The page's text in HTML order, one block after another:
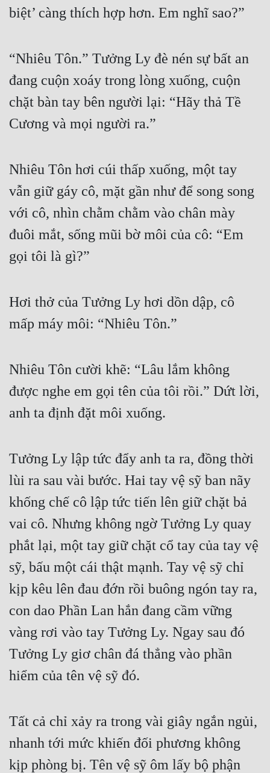
Sảng Văn
Sủng
Thanh Xuân
Tiên Hiệp
Tiểu Thuyết
Triều Đấu
Trùng Sinh
Tội Phạm
Vô Địch
Võng Du
Xuyên Không
Xuyên Nhanh
Xuyên Thư
Điền Văn
Đông Phương Huyền Huyễn
Đồng Nhân
Cẩu Đạo Trường Sinh
Ngự Thú
Truyện Nam
Vô Địch Lưu
Xây Dựng Thế Lực
biệt’ càng thích hợp hơn. Em nghĩ sao?”
“Nhiêu Tôn.” Tưởng Ly đè nén sự bất an
đang cuộn xoáy trong lòng xuống, cuộn
chặt bàn tay bên người lại: “Hãy thả Tề
Cương và mọi người ra.”
Nhiêu Tôn hơi cúi thấp xuống, một tay
vẫn giữ gáy cô, mặt gần như để song song
với cô, nhìn chằm chằm vào chân mày
đuôi mắt, sống mũi bờ môi của cô: “Em
gọi tôi là gì?”
Hơi thở của Tưởng Ly hơi dồn dập, cô
mấp máy môi: “Nhiêu Tôn.”
Nhiêu Tôn cười khẽ: “Lâu lắm không
được nghe em gọi tên của tôi rồi.” Dứt lời,
anh ta định đặt môi xuống.
Tưởng Ly lập tức đẩy anh ta ra, đồng thời
lùi ra sau vài bước. Hai tay vệ sỹ ban nãy
khống chế cô lập tức tiến lên giữ chặt bả
vai cô. Nhưng không ngờ Tưởng Ly quay
phắt lại, một tay giữ chặt cổ tay của tay vệ
sỹ, bấu một cái thật mạnh. Tay vệ sỹ chỉ
kịp kêu lên đau đớn rồi buông ngón tay ra,
con dao Phần Lan hắn đang cầm vững
vàng rơi vào tay Tưởng Ly. Ngay sau đó
Tưởng Ly giơ chân đá thẳng vào phần
hiểm của tên vệ sỹ đó.
Tất cả chỉ xảy ra trong vài giây ngắn ngủi,
nhanh tới mức khiến đối phương không
kịp phòng bị. Tên vệ sỹ ôm lấy bộ phận